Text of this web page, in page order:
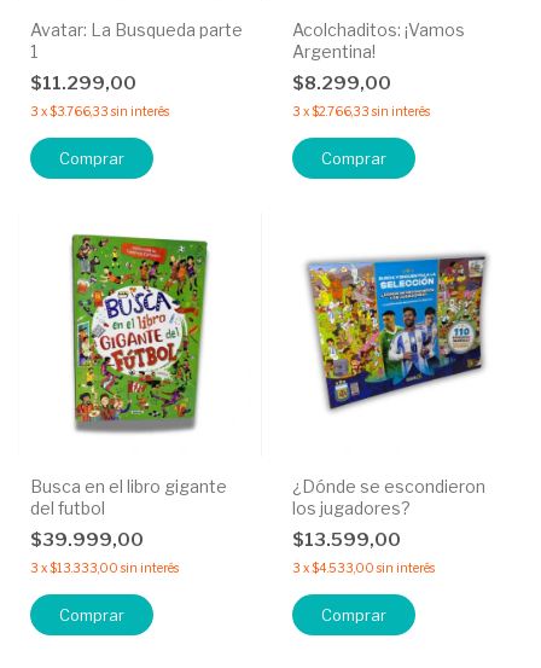
Avatar: La Busqueda parte
1
$11.299,00
3 x$3.766,33 sin interés
Acolchaditos: ¡Vamos
Argentina!
$8.299,00
3 x$2.766,33 sin interés
Busca en el libro gigante
del futbol
$39.999,00
3 x$13.333,00 sin interés
¿Dónde se escondieron
los jugadores?
$13.599,00
3 x$4.533,00 sin interés